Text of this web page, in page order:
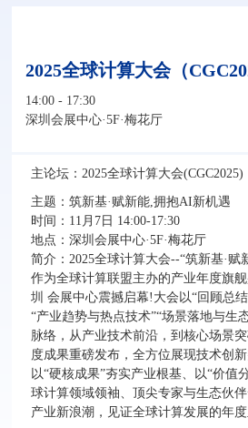
2025全球计算大会（
14:00 - 17:30
深圳会展中心·5F·梅花厅
主论坛：2025全球计算大会(CGC2025)
主题：筑新基·赋新能,拥抱AI新机遇
时间：11月7日 14:00-17:30
地点： 深圳会展中心·5F·梅花厅
简介： 2025全球计算大会--“筑新基·赋
作为全球计算联盟主办的产业年度旗
圳 会展中心震撼启幕!大会以“回顾总
“产业趋势与热点技术”“场景落地与生
脉络，从产业技术前沿，到核心场景
度成果重磅发布，全方位展现技术创
以“硬核成果”夯实产业根基、以“价值
球计算领域领袖、顶尖专家与生态伙
产业新浪潮，见证全球计算发展的年